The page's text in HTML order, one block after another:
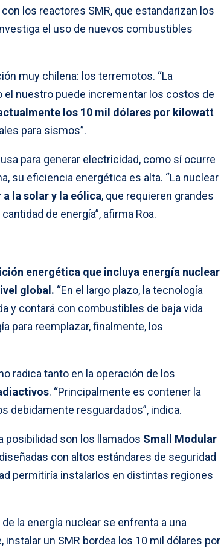
los reactores SMR, que estandarizan los
el uso de nuevos combustibles
muy chilena: los terremotos. “La
nuestro puede incrementar los costos de
los 10 mil dólares por kilowatt
para sismos”.
para generar electricidad, como sí ocurre
su eficiencia energética es alta. “La nuclear
la solar y la eólica, que requieren grandes
de energía”, afirma Roa.
energética que incluya energía nuclear
global. “En el largo plazo, la tecnología
y contará con combustibles de baja vida
para reemplazar, finalmente, los
radica tanto en la operación de los
. “Principalmente es contener la
debidamente resguardados”, indica.
posibilidad son los llamados Small Modular
con altos estándares de seguridad
permitiría instalarlos en distintas regiones
la energía nuclear se enfrenta a una
un SMR bordea los 10 mil dólares por